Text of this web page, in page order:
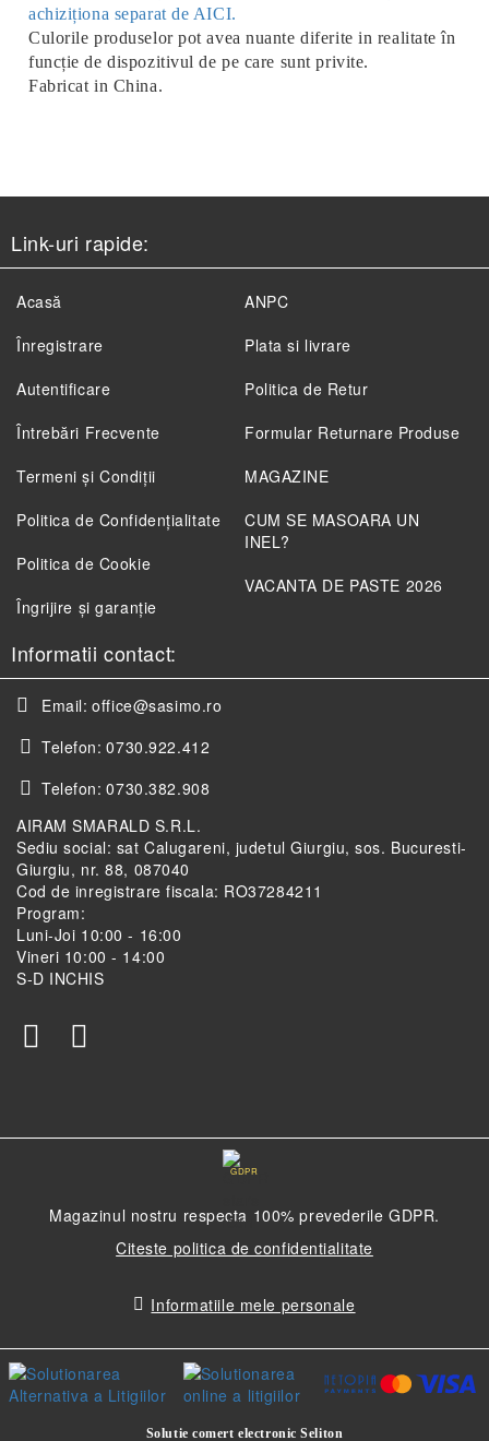
achiziționa separat de AICI.
Culorile produselor pot avea nuante diferite in realitate în
funcție de dispozitivul de pe care sunt privite.
Fabricat in China.
Link-uri rapide:
Acasă
Înregistrare
Autentificare
Întrebări Frecvente
ANPC
Plata si livrare
Politica de Retur
Formular Returnare Produse
Termeni și Condiții
Politica de Confidenţialitate
Politica de Cookie
Îngrijire și garanție
MAGAZINE
CUM SE MASOARA UN
INEL?
VACANTA DE PASTE 2026
Informatii contact:
Email: office@sasimo.ro
Telefon: 0730.922.412
Telefon: 0730.382.908
AIRAM SMARALD S.R.L.
Sediu social: sat Calugareni, judetul Giurgiu, sos. Bucuresti-
Giurgiu, nr. 88, 087040
Cod de inregistrare fiscala: RO37284211
Program:
Luni-Joi 10:00 - 16:00
Vineri 10:00 - 14:00
S-D INCHIS
GDPR
Magazinul nostru respecta 100% prevederile GDPR.
Citeste politica de confidentialitate
Informatiile mele personale
Solutie comert electronic Seliton